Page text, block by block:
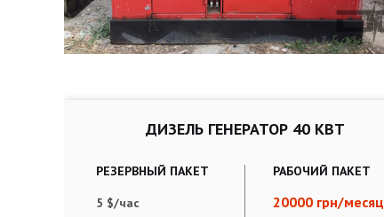
ДИЗЕЛЬ ГЕНЕРАТОР 40 КВТ
РЕЗЕРВНЫЙ ПАКЕТ
5 $/час
РАБОЧИЙ ПАКЕТ
20000 грн/месяц